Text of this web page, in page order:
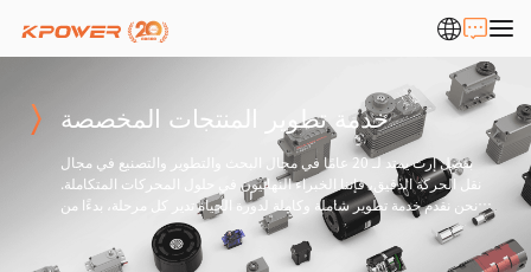
خدمة تطوير المنتجات المخصصة
بفضل إرث يمتد لـ 20 عامًا في مجال البحث والتطوير والتصنيع في مجال
نقل الحركة الدقيق، فإننا الخبراء النهائيون في حلول المحركات المتكاملة.
نحن نقدم خدمة تطوير شاملة وكاملة لدورة الحياة تدير كل مرحلة، بدءًا من
المتطلبات الأولية ووصولاً إلى الإنتاج الضخم وما بعده.